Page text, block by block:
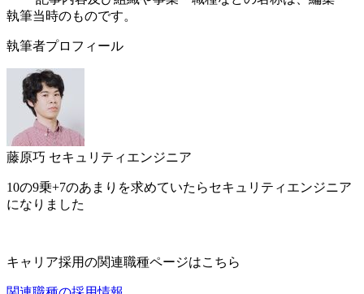
執筆当時のものです。
執筆者プロフィール
藤原巧 セキュリティエンジニア
10の9乗+7のあまりを求めていたらセキュリティエンジニア
になりました
キャリア採用の関連職種ページはこちら